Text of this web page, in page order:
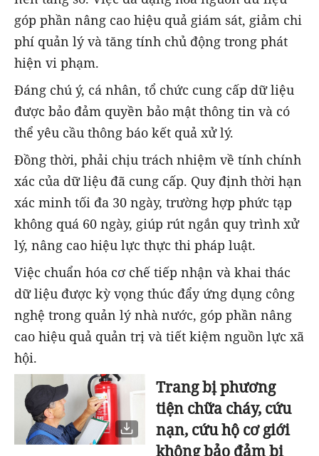
góp phần nâng cao hiệu quả giám sát, giảm chi
phí quản lý và tăng tính chủ động trong phát
hiện vi phạm.
Đáng chú ý, cá nhân, tổ chức cung cấp dữ liệu
được bảo đảm quyền bảo mật thông tin và có
thể yêu cầu thông báo kết quả xử lý.
Đồng thời, phải chịu trách nhiệm về tính chính
xác của dữ liệu đã cung cấp. Quy định thời hạn
xác minh tối đa 30 ngày, trường hợp phức tạp
không quá 60 ngày, giúp rút ngắn quy trình xử
lý, nâng cao hiệu lực thực thi pháp luật.
Việc chuẩn hóa cơ chế tiếp nhận và khai thác
dữ liệu được kỳ vọng thúc đẩy ứng dụng công
nghệ trong quản lý nhà nước, góp phần nâng
cao hiệu quả quản trị và tiết kiệm nguồn lực xã
hội.
Trang bị phương
tiện chữa cháy, cứu
nạn, cứu hộ cơ giới
không bảo đảm bị